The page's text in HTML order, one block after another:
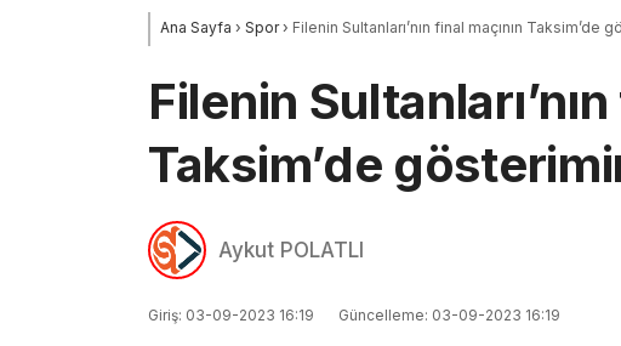
Ana Sayfa › Spor› Filenin Sultanları’nın final maçının Taksim’de
Filenin
Taksim’de
Aykut POLATLI
Giriş: 03-09-2023 16:19 Güncelleme: 03-09-2023 16:19